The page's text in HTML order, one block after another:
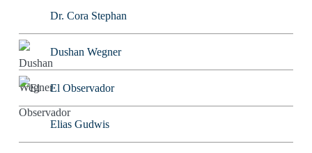
Dr. Cora Stephan
Dushan Wegner
El Observador
Elias Gudwis